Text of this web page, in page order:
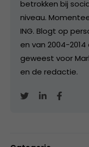
betrokken bij
niveau.
ING. Blogt op
en van 2004-
geweest voor
en de redactie.